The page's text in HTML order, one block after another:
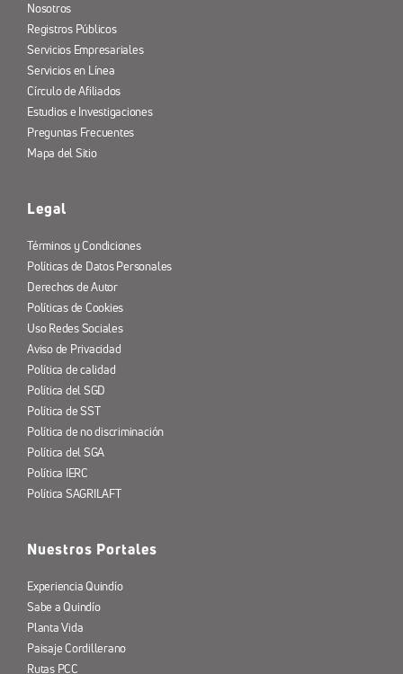
Nosotros
Registros Públicos
Servicios Empresariales
Servicios en Línea
Círculo de Afiliados
Estudios e Investigaciones
Preguntas Frecuentes
Mapa del Sitio
Legal
Términos y Condiciones
Políticas de Datos Personales
Derechos de Autor
Políticas de Cookies
Uso Redes Sociales
Aviso de Privacidad
Política de calidad
Política del SGD
Política de SST
Política de no discriminación
Política del SGA
Política IERC
Política SAGRILAFT
Nuestros Portales
Experiencia Quindío
Sabe a Quindío
Planta Vida
Paisaje Cordillerano
Rutas PCC